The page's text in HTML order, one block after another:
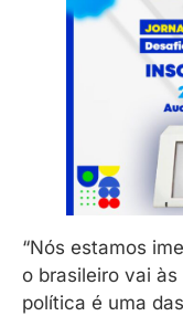
“Nós estamos
o brasileiro vai
política é uma